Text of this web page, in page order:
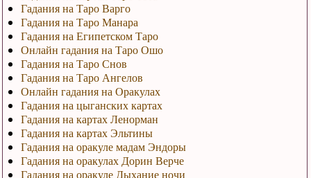
Гадания на Таро Варго
Гадания на Таро Манара
Гадания на Египетском Таро
Онлайн гадания на Таро Ошо
Гадания на Таро Снов
Гадания на Таро Ангелов
Онлайн гадания на Оракулах
Гадания на цыганских картах
Гадания на картах Ленорман
Гадания на картах Эльтины
Гадания на оракуле мадам Эндоры
Гадания на оракулах Дорин Верче
Гадания на оракуле Дыхание ночи